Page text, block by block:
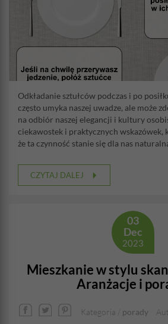
Odkładanie sztułców podczas i po
często umyka naszej uwadze, ale może
na odbiór naszej elegancji i kultury
ciekawostek i praktycznych wskazówek,
że ta czynność stanie się dla nas
CZYTAJ DALEJ
03
Dec
2023
Mieszkanie w stylu
Aranżacje i
Kategoria / porady